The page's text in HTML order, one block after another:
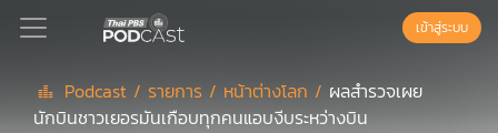
Podcast
เข้าสู่ระบบ
Podcast / รายการ / หน้าต่างโลก / ผลสำรวจเผย
นักบินชาวเยอรมันเกือบทุกคนแอบงีบระหว่างบิน